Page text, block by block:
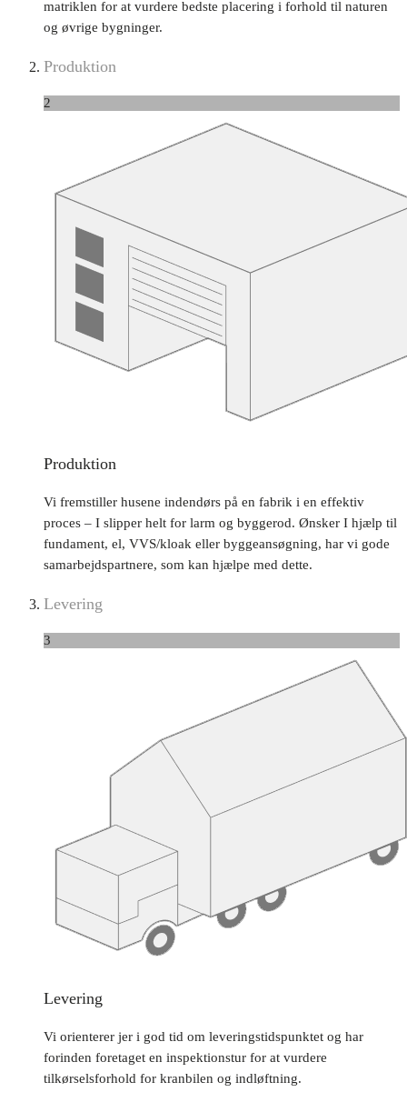
matriklen for at vurdere bedste placering i forhold til naturen
og øvrige bygninger.
Produktion
2
Produktion
Vi fremstiller husene indendørs på en fabrik i en effektiv
proces – I slipper helt for larm og byggerod. Ønsker I hjælp til
fundament, el, VVS/kloak eller byggeansøgning, har vi gode
samarbejdspartnere, som kan hjælpe med dette.
Levering
3
Levering
Vi orienterer jer i god tid om leveringstidspunktet og har
forinden foretaget en inspektionstur for at vurdere
tilkørselsforhold for kranbilen og indløftning.